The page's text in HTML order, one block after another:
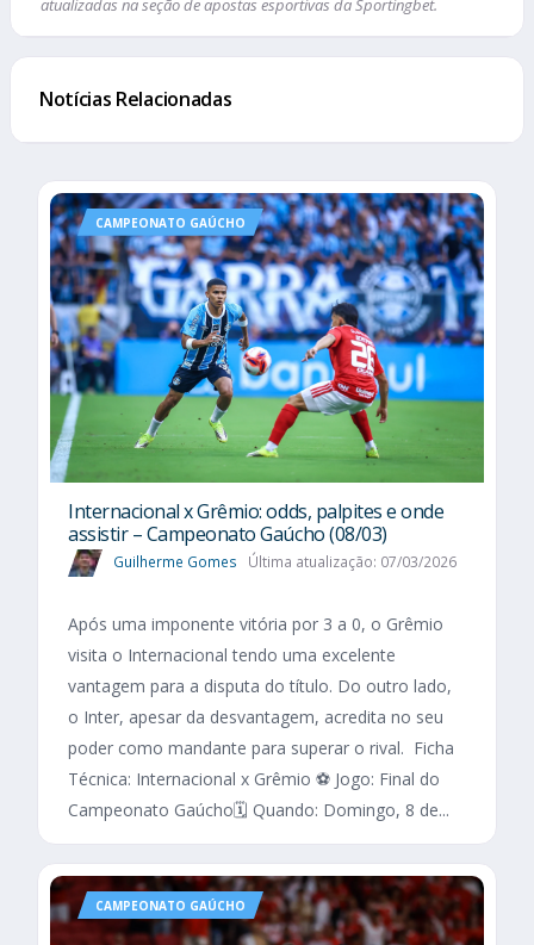
atualizadas na seção de apostas esportivas da Sportingbet.
Notícias Relacionadas
CAMPEONATO GAÚCHO
Internacional x Grêmio: odds, palpites e onde
assistir – Campeonato Gaúcho (08/03)
Guilherme Gomes Última atualização: 07/03/2026
Após uma imponente vitória por 3 a 0, o Grêmio
visita o Internacional tendo uma excelente
vantagem para a disputa do título. Do outro lado,
o Inter, apesar da desvantagem, acredita no seu
poder como mandante para superar o rival. Ficha
Técnica: Internacional x Grêmio ⚽ Jogo: Final do
Campeonato Gaúcho🗓️ Quando: Domingo, 8 de...
CAMPEONATO GAÚCHO